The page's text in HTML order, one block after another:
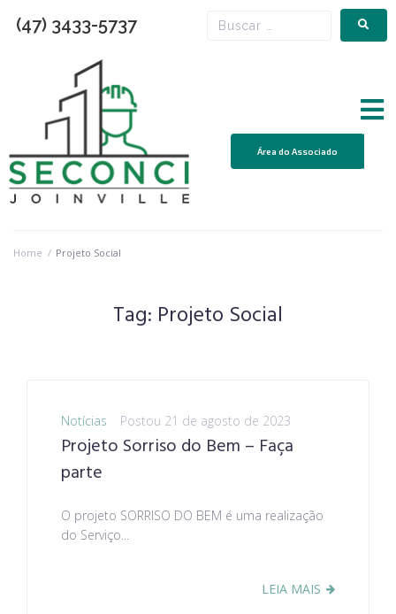
(47) 3433-5737
Área do Associado
Home / Projeto Social
Tag: Projeto Social
Notícias Postou 21 de agosto de 2023
Projeto Sorriso do Bem – Faça
parte
O projeto SORRISO DO BEM é uma realização
do Serviço...
LEIA MAIS